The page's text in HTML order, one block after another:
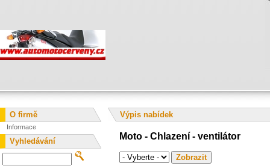
Výpis nabídek
Moto - Chlazení - ventilátor
O firmě
Informace
Vyhledávání